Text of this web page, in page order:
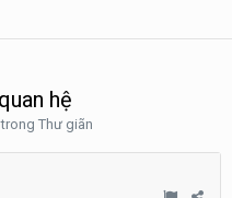
hệ
trong Thư giãn